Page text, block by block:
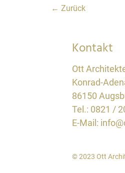
← Zurück
Kontakt
Ott
Konrad-
86150
Tel.: 0821 /
E-Mail:
© 2023 Ott